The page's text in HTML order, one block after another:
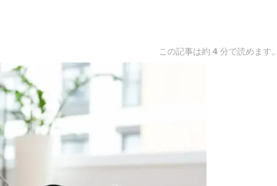
この記事は約 4 分で読めます。